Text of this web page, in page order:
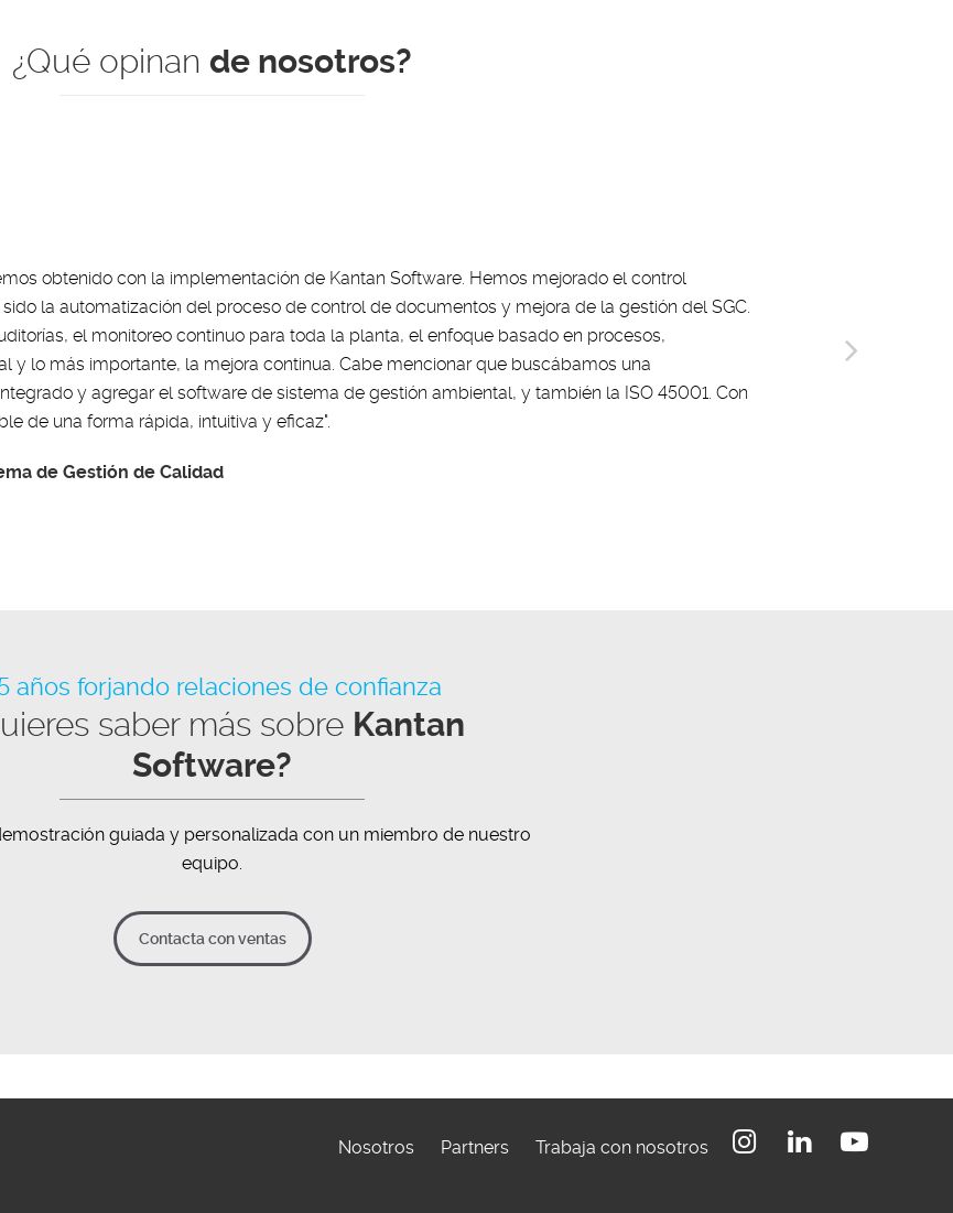
¿Qué opinan de nosotros?
obtenido con la implementación de Kantan Software. Hemos mejorado el control
la automatización del proceso de control de documentos y mejora de la gestión del SGC.
el monitoreo continuo para toda la planta, el enfoque basado en procesos,
y lo más importante, la mejora continua. Cabe mencionar que buscábamos una
y agregar el software de sistema de gestión ambiental, y también la ISO 45001. Con
de una forma rápida, intuitiva y eficaz".
de Gestión de Calidad
años forjando relaciones de confianza
saber más sobre Kantan
Software?
guiada y personalizada con un miembro de nuestro
equipo.
Contacta con ventas
Nosotros Partners Trabaja con nosotros InstagramLinkedinYoutube